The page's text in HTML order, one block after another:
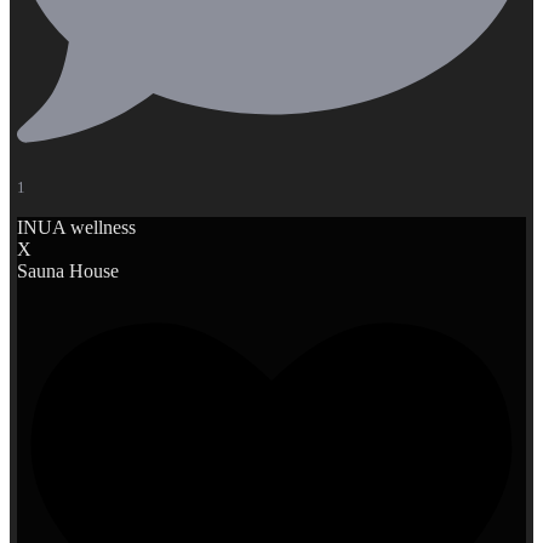
1
INUA wellness
X
Sauna House